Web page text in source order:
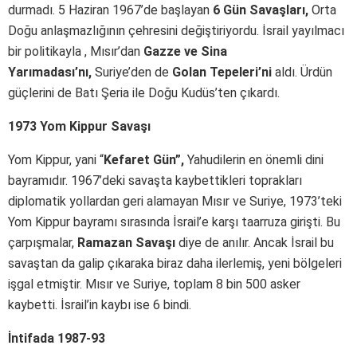
durmadı. 5 Haziran 1967’de başlayan 6 Gün Savaşları, Orta
Doğu anlaşmazlığının çehresini değiştiriyordu. İsrail yayılmacı
bir politikayla , Mısır’dan Gazze ve Sina
Yarımadası’nı, Suriye’den de Golan Tepeleri’ni aldı. Ürdün
güçlerini de Batı Şeria ile Doğu Kudüs’ten çıkardı.
1973 Yom Kippur Savaşı
Yom Kippur, yani “Kefaret Gün”, Yahudilerin en önemli dini
bayramıdır. 1967’deki savaşta kaybettikleri toprakları
diplomatik yollardan geri alamayan Mısır ve Suriye, 1973’teki
Yom Kippur bayramı sırasında İsrail’e karşı taarruza girişti. Bu
çarpışmalar, Ramazan Savaşı diye de anılır. Ancak İsrail bu
savaştan da galip çıkaraka biraz daha ilerlemiş, yeni bölgeleri
işgal etmiştir. Mısır ve Suriye, toplam 8 bin 500 asker
kaybetti. İsrail’in kaybı ise 6 bindi.
İntifada 1987-93